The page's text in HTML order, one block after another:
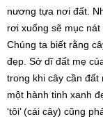
nương tựa nơi đất.
rơi xuống sẽ mục
Chúng ta biết rằng
đẹp. Sở dĩ đất mẹ
trong khi cây cần đất
một hành tinh xanh
‘tôi’ (cái cây) cũng